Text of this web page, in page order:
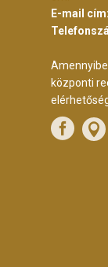
E-mail cím:
központi